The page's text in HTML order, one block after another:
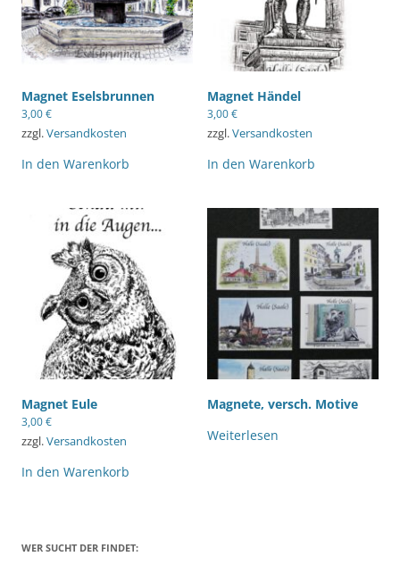
Magnet Eselsbrunnen
3,00€
zzgl.Versandkosten
In den Warenkorb
Magnet Händel
3,00€
zzgl.Versandkosten
In den Warenkorb
Magnet Eule
3,00€
zzgl.Versandkosten
In den Warenkorb
Magnete, versch. Motive
Weiterlesen
WER SUCHT DER FINDET: